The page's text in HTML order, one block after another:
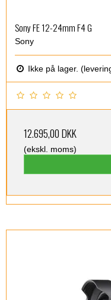
Sony FE 12-24mm F4 G
Sony
Ikke på lager.
12.695,00 DKK
(ekskl. moms)